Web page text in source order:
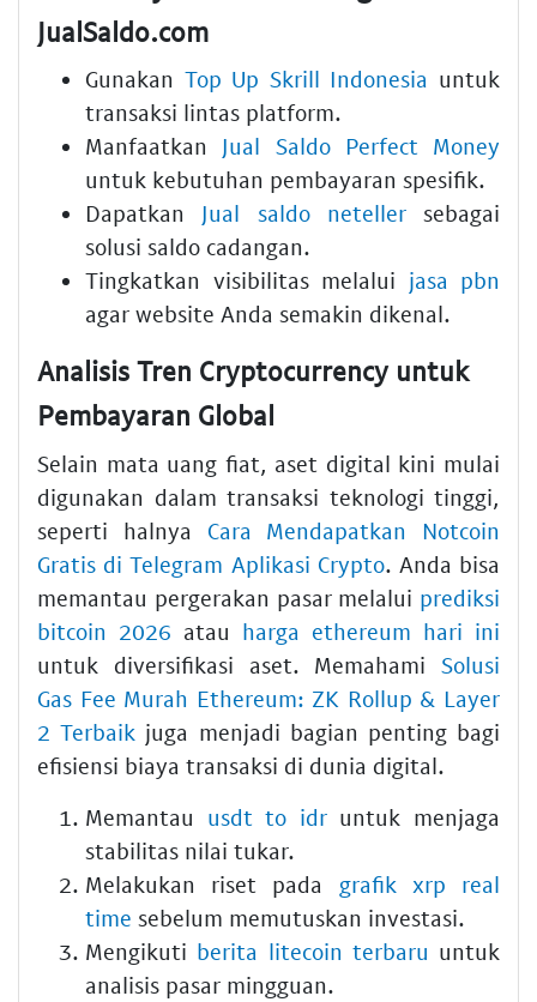
JualSaldo.com
Gunakan Top Up Skrill Indonesia untuk
transaksi lintas platform.
Manfaatkan Jual Saldo Perfect Money
untuk kebutuhan pembayaran spesifik.
Dapatkan Jual saldo netellersebagai
solusi saldo cadangan.
Tingkatkan visibilitas melalui jasa pbn
agar website Anda semakin dikenal.
Analisis Tren Cryptocurrency untuk
Pembayaran Global
Selain mata uang fiat, aset digital kini mulai
digunakan dalam transaksi teknologi tinggi,
seperti halnya Cara Mendapatkan Notcoin
Gratis di Telegram Aplikasi Crypto. Anda bisa
memantau pergerakan pasar melalui prediksi
bitcoin 2026 atau harga ethereum hari ini
untuk diversifikasi aset. Memahami Solusi
Gas Fee Murah Ethereum: ZK Rollup & Layer
2 Terbaik juga menjadi bagian penting bagi
efisiensi biaya transaksi di dunia digital.
Memantau usdt to idruntuk menjaga
stabilitas nilai tukar.
Melakukan riset pada grafik xrp real
time sebelum memutuskan investasi.
Mengikuti berita litecoin terbaru untuk
analisis pasar mingguan.